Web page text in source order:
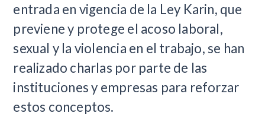
entrada en vigencia de la Ley Karin, que
previene y protege el acoso laboral,
sexual y la violencia en el trabajo, se han
realizado charlas por parte de las
instituciones y empresas para reforzar
estos conceptos.